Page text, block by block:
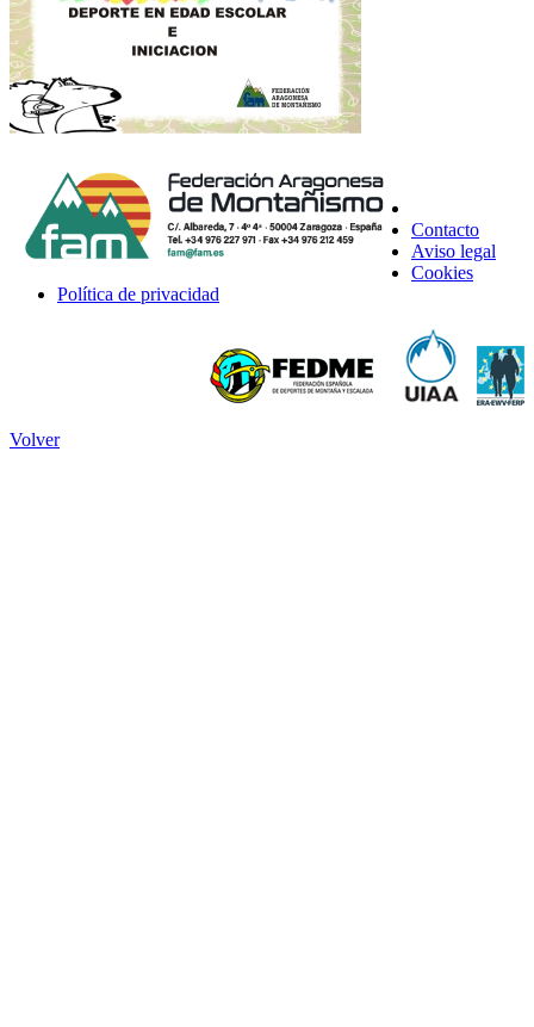
Contacto
Aviso legal
Cookies
Política de privacidad
Volver